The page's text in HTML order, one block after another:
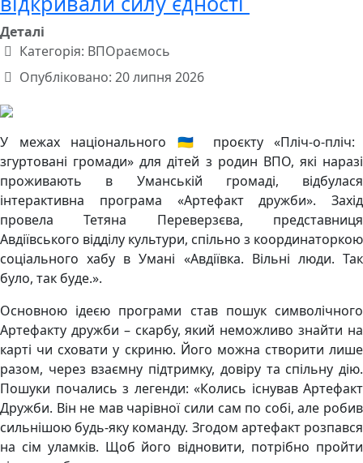
Деталі
Категорія: ВПОраємось
Опубліковано: 20 липня 2026
У межах національного 🇺🇦 проєкту «Пліч-о-пліч:
згуртовані громади» для дітей з родин ВПО, які наразі
проживають в Уманській громаді, відбулася
інтерактивна програма «Артефакт дружби». Захід
провела Тетяна Переверзєва, представниця
Авдіївського відділу культури, спільно з координаторкою
соціального хабу в Умані «Авдіївка. Вільні люди. Так
було, так буде.».
Основною ідеєю програми став пошук символічного
Артефакту дружби – скарбу, який неможливо знайти на
карті чи сховати у скриню. Його можна створити лише
разом, через взаємну підтримку, довіру та спільну дію.
Пошуки почались з легенди: «Колись існував Артефакт
Дружби. Він не мав чарівної сили сам по собі, але робив
сильнішою будь-яку команду. Згодом артефакт розпався
на сім уламків. Щоб його відновити, потрібно пройти